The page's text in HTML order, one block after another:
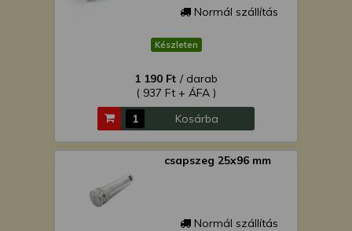
Normál szállítás
Készleten
1 190 Ft / darab
( 937 Ft + ÁFA )
Kosárba
csapszeg 25x96 mm
Normál szállítás